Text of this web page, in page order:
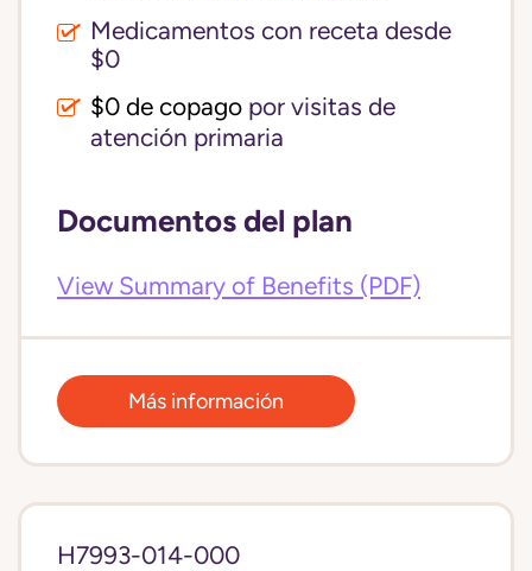
Medicamentos con receta desde
$0
$0 de copago por visitas de
atención primaria
Documentos del plan
View Summary of Benefits (PDF)
Más información
H7993-014-000